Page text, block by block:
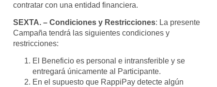
contratar con una entidad financiera.
SEXTA. – Condiciones y Restricciones: La presente
Campaña tendrá las siguientes condiciones y
restricciones:
El Beneficio es personal e intransferible y se
entregará únicamente al Participante.
En el supuesto que RappiPay detecte algún